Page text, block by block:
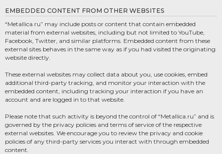
EMBEDDED CONTENT FROM OTHER WEBSITES
“Metallica.ru” may include posts or content that contain embedded
material from external websites, including but not limited to YouTube,
Facebook, Twitter, and similar platforms. Embedded content from these
external sites behaves in the same way as if you had visited the originating
website directly.
These external websites may collect data about you, use cookies, embed
additional third-party tracking, and monitor your interaction with the
embedded content, including tracking your interaction if you have an
account and are logged in to that website.
Please note that such activity is beyond the control of “Metallica.ru” and is
governed by the privacy policies and terms of service of the respective
external websites. We encourage you to review the privacy and cookie
policies of any third-party services you interact with through embedded
content.